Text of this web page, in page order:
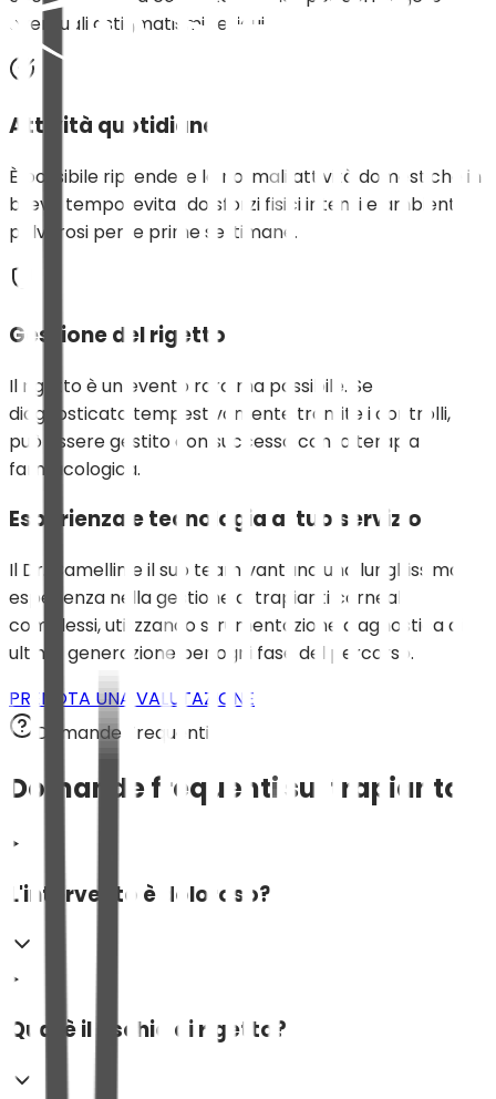
eventuali astigmatismi residui.
Attività quotidiane
È possibile riprendere le normali attività domestiche in
breve tempo, evitando sforzi fisici intensi e ambienti
polverosi per le prime settimane.
Gestione del rigetto
Il rigetto è un evento raro ma possibile. Se
diagnosticato tempestivamente tramite i controlli,
può essere gestito con successo con la terapia
farmacologica.
Esperienza e tecnologia al tuo servizio
Il Dr. Camellin e il suo team vantano una lunghissima
esperienza nella gestione di trapianti corneali
complessi, utilizzando strumentazione diagnostica di
ultima generazione per ogni fase del percorso.
PRENOTA UNA VALUTAZIONE
Domande Frequenti
Domande frequenti sul trapianto
L'intervento è doloroso?
Qual è il rischio di rigetto?